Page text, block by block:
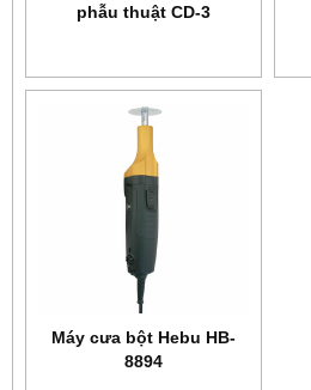
phẫu thuật CD-3
Máy cưa bột Hebu HB-
8894